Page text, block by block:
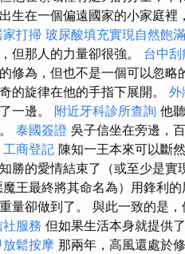
生在一個偏遠國家的小家庭
打掃 玻尿酸填充實現自然飽
但那人的力量卻很強。 台中
修為，但也不是一個可以忽
的旋律在他的手指下展開。 外
一邊。 附近牙科診所查詢 他
泰國簽證 吳子信坐在旁邊，
工商登記 陳知一王本來可以斷
勝的愛情結束了（或至少是實
王最終將其命名為）用鋒利
量卻做到了。 與此一致的是
服務 但如果生活本身就提供
放鬆按摩 那兩年，高風還處於